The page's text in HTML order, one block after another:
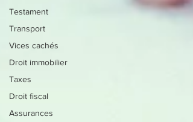
Testament
Transport
Vices cachés
Droit immobilier
Taxes
Droit fiscal
Assurances